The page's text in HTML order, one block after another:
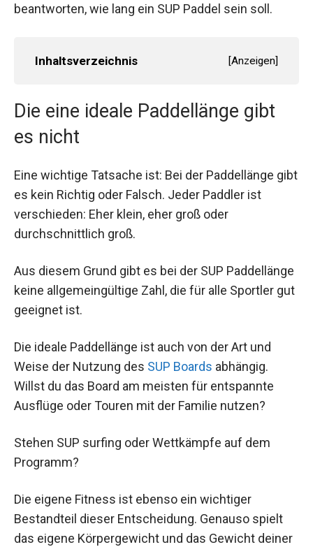
beantworten, wie lang ein SUP Paddel sein soll.
Inhaltsverzeichnis [Anzeigen]
Die eine ideale Paddellänge gibt
es nicht
Eine wichtige Tatsache ist: Bei der Paddellänge gibt
es kein Richtig oder Falsch. Jeder Paddler ist
verschieden: Eher klein, eher groß oder
durchschnittlich groß.
Aus diesem Grund gibt es bei der SUP Paddellänge
keine allgemeingültige Zahl, die für alle Sportler gut
geeignet ist.
Die ideale Paddellänge ist auch von der Art und
Weise der Nutzung des SUP Boards abhängig.
Willst du das Board am meisten für entspannte
Ausflüge oder Touren mit der Familie nutzen?
Stehen SUP surfing oder Wettkämpfe auf dem
Programm?
Die eigene Fitness ist ebenso ein wichtiger
Bestandteil dieser Entscheidung. Genauso spielt
das eigene Körpergewicht und das Gewicht deiner